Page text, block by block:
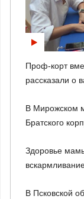
Проф-корт
рассказали о
В Мирожском
Братского
Здоровье
В Псковской